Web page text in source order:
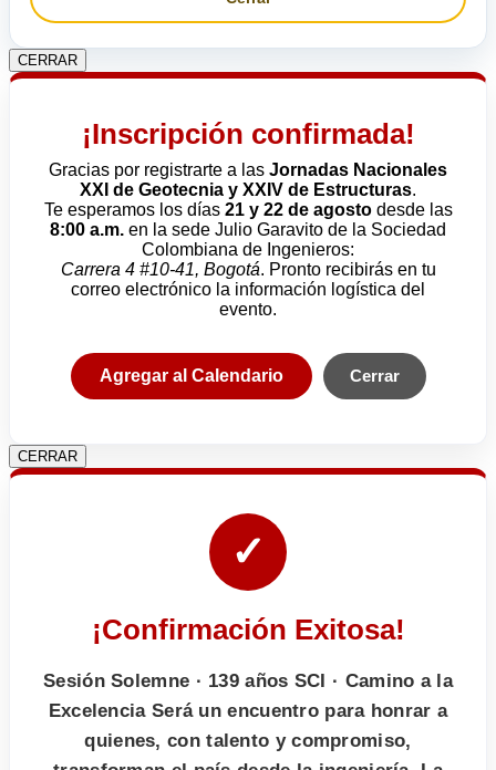
CERRAR
¡Inscripción confirmada!
Gracias por registrarte a las Jornadas Nacionales
XXI de Geotecnia y XXIV de Estructuras.
Te esperamos los días 21 y 22 de agostodesde las
8:00 a.m. en la sede Julio Garavito de la Sociedad
Colombiana de Ingenieros:
Carrera 4 #10-41, Bogotá. Pronto recibirás en tu
correo electrónico la información logística del
evento.
Agregar al Calendario Cerrar
CERRAR
✓
¡Confirmación Exitosa!
Sesión Solemne · 139 años SCI · Camino a la
Excelencia Será un encuentro para honrar a
quienes, con talento y compromiso,